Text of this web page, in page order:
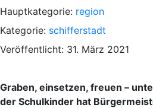
Hauptkategorie: region
Kategorie: schifferstadt
Veröffentlicht: 31. März 2021
Graben, einsetzen, freuen –
der Schulkinder hat